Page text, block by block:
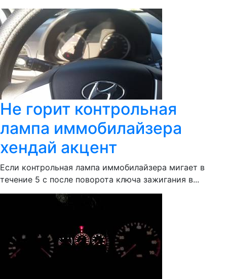
Не горит контрольная
лампа иммобилайзера
хендай акцент
Если контрольная лампа иммобилайзера мигает в
течение 5 с после поворота ключа зажигания в...